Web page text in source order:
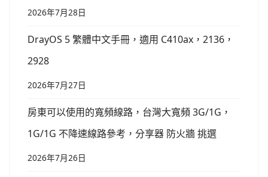
2026年7月28日
DrayOS 5 繁體中文手冊，適用 C410ax，2136，
2928
2026年7月27日
房東可以使用的寬頻線路，台灣大寬頻 3G/1G，
1G/1G 不降速線路參考，分享器 防火牆 挑選
2026年7月26日